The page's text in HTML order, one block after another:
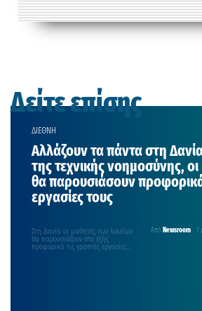
Δείτε επίσης
ΔΙΕΘΝΗ
Αλλάζουν τα πάντα στη
της τεχνικής νοημοσύνης,
θα παρουσιάσουν
εργασίες τους
Από Newsroom 7
Στη Δανία οι μαθητές των λυκείων
θα παρουσιάζουν στο εξής
προφορικά τις γραπτές εργασίες